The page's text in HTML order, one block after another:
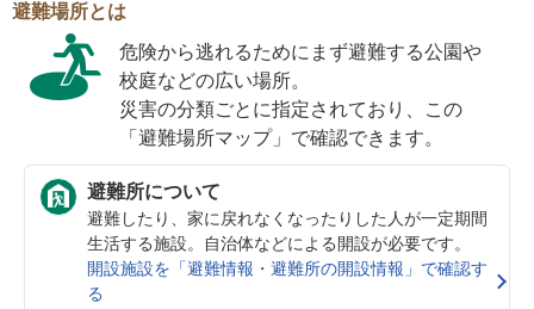
避難場所とは
危険から逃れるためにまず避難する公園や
校庭などの広い場所。
災害の分類ごとに指定されており、この
「避難場所マップ」で確認できます。
避難所について
避難したり、家に戻れなくなったりした人が一定期間
生活する施設。自治体などによる開設が必要です。
開設施設を「避難情報・避難所の開設情報」で確認す
る